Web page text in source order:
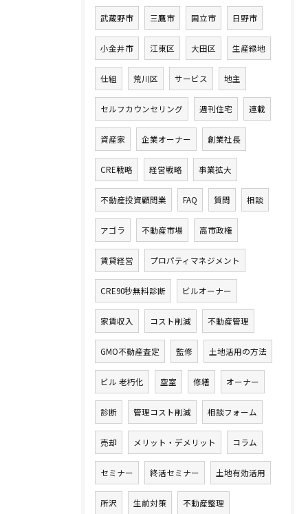
武蔵野市 三鷹市 国立市 日野市
小金井市 江東区 大田区 生産緑地
仕組 荒川区 サービス 地主
セルフカウンセリング 週刊住宅 連載
資産家 企業オーナー 創業社長
CRE戦略 経営戦略 事業拡大
不動産投資顧問業 FAQ 質問 相談
アゴラ 不動産市場 高市政権
賃貸経営 プロパティマネジメント
CRE90秒無料診断 ビルオーナー
家賃収入 コスト削減 不動産管理
GMO不動産査定 監修 土地活用の方法
ビル 老朽化 空室 修繕 オーナー
診断 管理コスト削減 相談フォーム
売却 メリット・デメリット コラム
セミナー 終活セミナー 土地有効活用
所沢 生前対策 不動産整理